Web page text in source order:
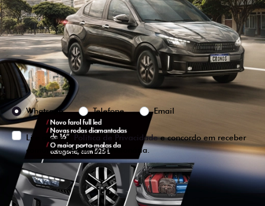
Versão escolhida
Preferência de contato:
Whatsapp
Telefone Email
Li e aceito a Política de Privacidadee concordo em receber
comunicações da concessionária.
ENTRAR EM CONTATO